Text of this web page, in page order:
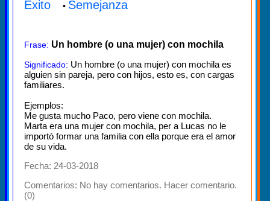
Éxito • Semejanza
Frase: Un hombre (o una mujer) con mochila
Significado: Un hombre (o una mujer) con mochila es
alguien sin pareja, pero con hijos, esto es, con cargas
familiares.
Ejemplos:
Me gusta mucho Paco, pero viene con mochila.
Marta era una mujer con mochila, per a Lucas no le
importó formar una familia con ella porque era el amor
de su vida.
Fecha: 24-03-2018
Comentarios: No hay comentarios. Hacer comentario.
(0)